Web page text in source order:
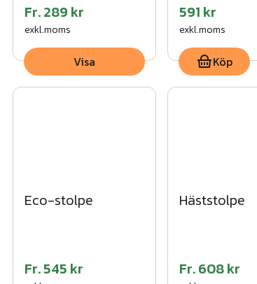
Fr.289 kr
exkl.moms
Visa
591 kr
exkl.moms
Köp
Eco-stolpe
Fr.545 kr
Häststolpe
Fr.608 kr